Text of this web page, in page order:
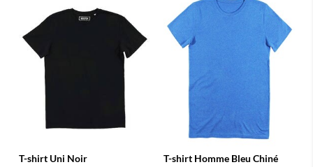
T-shirt Uni Noir T-shirt Homme Bleu Chiné